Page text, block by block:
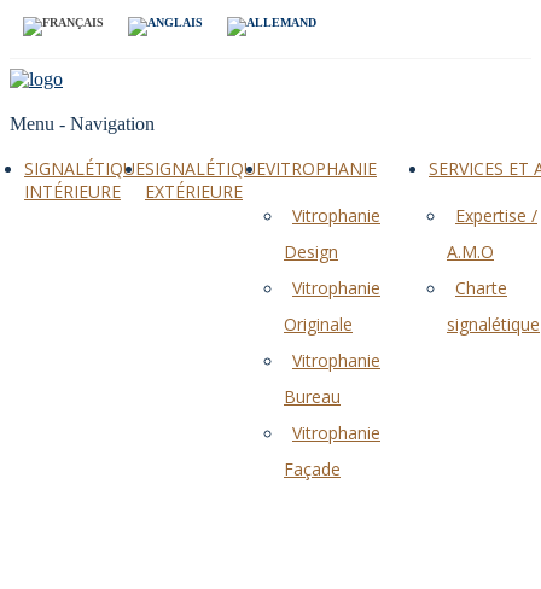
Menu - Navigation
SIGNALÉTIQUE
INTÉRIEURE
SIGNALÉTIQUE
EXTÉRIEURE
VITROPHANIE
Vitrophanie
Design
Vitrophanie
Originale
Vitrophanie
Bureau
Vitrophanie
Façade
SERVICES ET
Expertise /
A.M.O
Charte
signalétique